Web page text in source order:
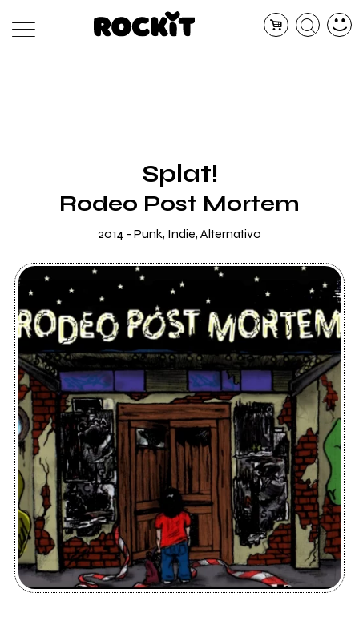
RADIO
Splat!
Rodeo Post Mortem
2014 - Punk, Indie, Alternativo